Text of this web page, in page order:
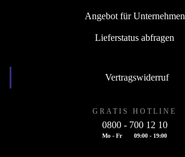
Angebot für Unternehmen
Lieferstatus abfragen
Vertragswiderruf
GRATIS HOTLINE
0800 - 700 12 10
Mo - Fr 09:00 - 19:00